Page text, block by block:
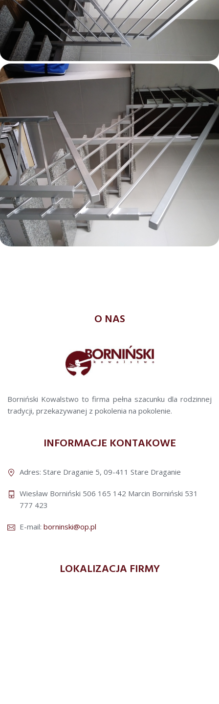
O NAS
Borniński Kowalstwo to firma pełna szacunku dla rodzinnej
tradycji, przekazywanej z pokolenia na pokolenie.
INFORMACJE KONTAKOWE
Adres: Stare Draganie 5, 09-411 Stare Draganie
Wiesław Borniński 506 165 142 Marcin Borniński 531
777 423
E-mail: borninski@op.pl
LOKALIZACJA FIRMY